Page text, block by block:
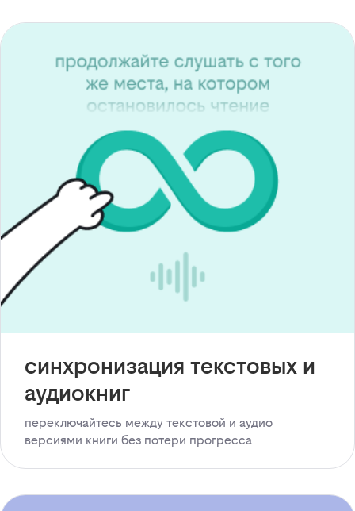
синхронизация текстовых и
аудиокниг
переключайтесь между текстовой и аудио
версиями книги без потери прогресса